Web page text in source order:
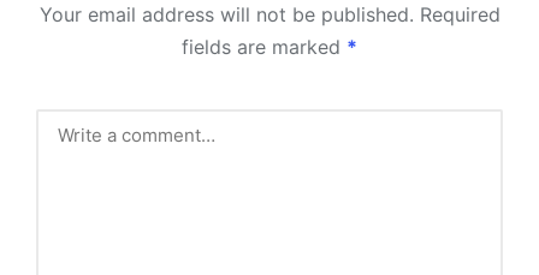
Your email address will not be published. Required
fields are marked *